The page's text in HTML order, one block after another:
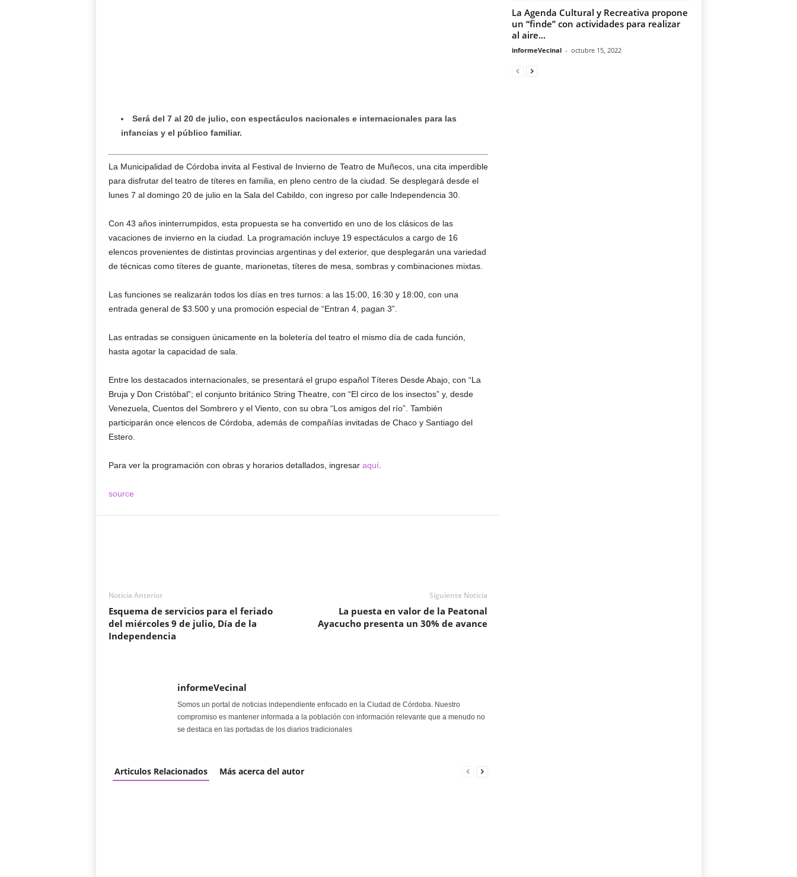
Será del 7 al 20 de julio, con espectáculos nacionales e internacionales para las
infancias y el público familiar.
La Municipalidad de Córdoba invita al Festival de Invierno de Teatro de Muñecos, una cita imperdible
para disfrutar del teatro de títeres en familia, en pleno centro de la ciudad. Se desplegará desde el
lunes 7 al domingo 20 de julio en la Sala del Cabildo, con ingreso por calle Independencia 30.
Con 43 años ininterrumpidos, esta propuesta se ha convertido en uno de los clásicos de las
vacaciones de invierno en la ciudad. La programación incluye 19 espectáculos a cargo de 16
elencos provenientes de distintas provincias argentinas y del exterior, que desplegarán una variedad
de técnicas como títeres de guante, marionetas, títeres de mesa, sombras y combinaciones mixtas.
Las funciones se realizarán todos los días en tres turnos: a las 15:00, 16:30 y 18:00, con una
entrada general de $3.500 y una promoción especial de “Entran 4, pagan 3”.
Las entradas se consiguen únicamente en la boletería del teatro el mismo día de cada función,
hasta agotar la capacidad de sala.
Entre los destacados internacionales, se presentará el grupo español Títeres Desde Abajo, con “La
Bruja y Don Cristóbal”; el conjunto británico String Theatre, con “El circo de los insectos” y, desde
Venezuela, Cuentos del Sombrero y el Viento, con su obra “Los amigos del río”. También
participarán once elencos de Córdoba, además de compañías invitadas de Chaco y Santiago del
Estero.
Para ver la programación con obras y horarios detallados, ingresar aquí.
source
Noticia Anterior
Esquema de servicios para el feriado
del miércoles 9 de julio, Día de la
Independencia
Siguiente Noticia
La puesta en valor de la Peatonal
Ayacucho presenta un 30% de avance
informeVecinal
Somos un portal de noticias independiente enfocado en la Ciudad de Córdoba. Nuestro
compromiso es mantener informada a la población con información relevante que a menudo no
se destaca en las portadas de los diarios tradicionales
Articulos Relacionados Más acerca del autor
La Agenda Cultural y Recreativa propone
un “finde” con actividades para realizar
al aire...
informeVecinal - octubre 15, 2022